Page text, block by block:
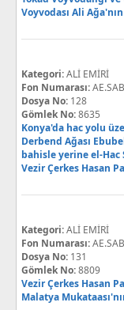
Voyvodası Ali
Kategori:ALİ EMİRİ
Fon Numarası:
Dosya No: 128
Gömlek No:8635
Konya'da hac yolu
Derbend Ağası
bahisle yerine el-Hac
Vezir Çerkes Hasan
Kategori:ALİ EMİRİ
Fon Numarası:
Dosya No: 131
Gömlek No:8809
Vezir Çerkes Hasan
Malatya